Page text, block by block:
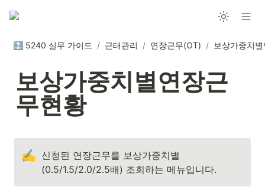
🔝 5240 실무 가이드 / 근태관리 / 연장근무(OT) /
보상가중치별연장근
무현황
✍️ 신청된 연장근무를 보상가중치별
(0.5/1.5/2.0/2.5배) 조회하는 메뉴입니다.